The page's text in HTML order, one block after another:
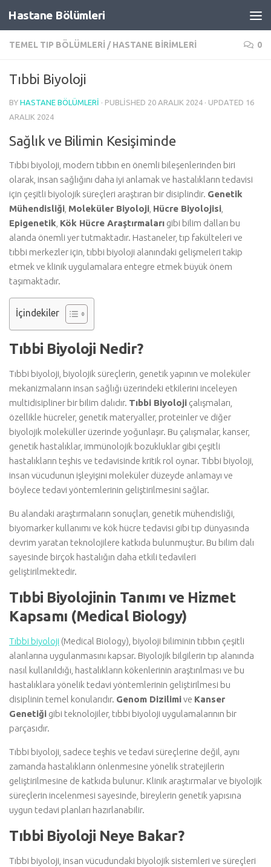
Skip to content
Hastane Bölümleri
TEMEL TIP BÖLÜMLERI / HASTANE BIRIMLERI 0
Tıbbi Biyoloji
BY HASTANE BÖLÜMLERI · PUBLISHED 20 ARALIK 2024 · UPDATED 16
ARALIK 2024
Sağlık ve Bilimin Kesişiminde
Tıbbi biyoloji, modern tıbbın en önemli bileşenlerinden biri
olarak, insan sağlığını daha iyi anlamak ve hastalıkların tedavisi
için çeşitli biyolojik süreçleri araştıran bir disiplindir. Genetik
Mühendisliği Moleküler Biyoloji Hücre Biyolojisi
Epigenetik Kök Hücre Araştırmaları gibi bilim dalları bu
alanda önemli yer tutmaktadır. Hastaneler, tıp fakülteleri ve
tıbbi merkezler için, tıbbi biyoloji alanındaki gelişmeleri takip
etmek ve klinik uygulamalara entegre etmek büyük önem
taşımaktadır.
İçindekiler
Tıbbi Biyoloji Nedir?
Tıbbi biyoloji, biyolojik süreçlerin, genetik yapının ve moleküler
mekanizmaların insan sağlığı üzerindeki etkilerini inceleyen
multidisipliner bir bilim dalıdır. Tıbbi Biyoloji çalışmaları,
özellikle hücreler, genetik materyaller, proteinler ve diğer
biyolojik moleküller üzerinde yoğunlaşır. Bu çalışmalar, kanser,
genetik hastalıklar, immünolojik bozukluklar gibi çeşitli
hastalıkların teşhis ve tedavisinde kritik rol oynar. Tıbbi biyoloji,
insan vücudunun işleyişini moleküler düzeyde anlamayı ve
böylece tedavi yöntemlerinin geliştirilmesini sağlar.
Bu alandaki araştırmaların sonuçları, genetik mühendisliği,
biyomarker kullanımı ve kök hücre tedavisi gibi tıp dünyasında
devrim yaratan teknolojilere katkıda bulunmuştur. Bu bilim dalı
sayesinde birçok hastalığın daha etkili tedavileri
geliştirilmektedir.
Tıbbi Biyolojinin Tanımı ve Hizmet
Kapsamı (Medical Biology)
Tıbbi biyoloji (Medical Biology), biyoloji biliminin tıbbın çeşitli
alanlarına uygulanmasını kapsar. Biyolojik bilgilerin tıp alanında
nasıl kullanıldığı, hastalıkların kökenlerinin araştırılması ve bu
hastalıklara yönelik tedavi yöntemlerinin geliştirilmesi bu
disiplinin temel konularıdır. Genom Dizilimive Kanser
Genetiği gibi teknolojiler, tıbbi biyoloji uygulamalarının bir
parçasıdır.
Tıbbi biyoloji, sadece teşhis ve tedavi süreçlerine değil, aynı
zamanda hastalıkların önlenmesine yönelik stratejilerin
geliştirilmesine de katkıda bulunur. Klinik araştırmalar ve biyolojik
süreçlerin incelenmesi sayesinde, bireylerin genetik yapısına
uygun tedavi planları hazırlanabilir.
Tıbbi Biyoloji Neye Bakar?
Tıbbi biyoloji, insan vücudundaki biyolojik sistemleri ve süreçleri